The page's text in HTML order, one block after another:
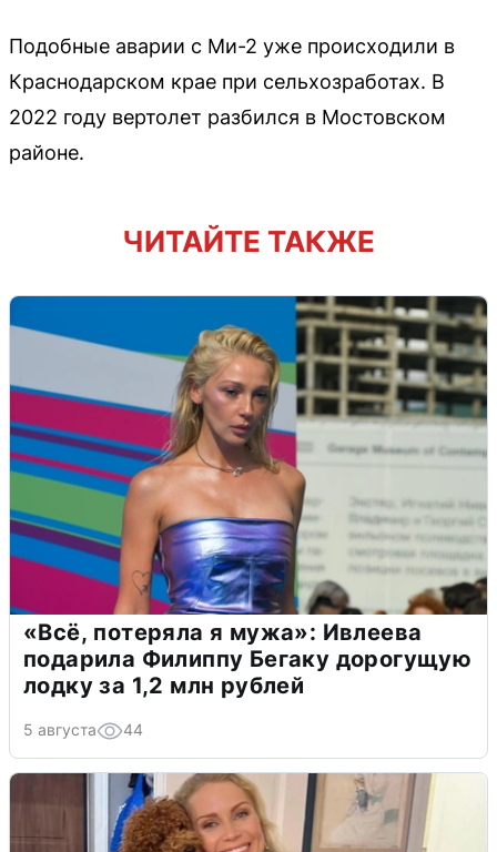
Подобные аварии с Ми-2 уже происходили в
Краснодарском крае при сельхозработах. В
2022 году вертолет разбился в Мостовском
районе.
ЧИТАЙТЕ ТАКЖЕ
«Всё, потеряла я мужа»: Ивлеева
подарила Филиппу Бегаку дорогущую
лодку за 1,2 млн рублей
5 августа 44